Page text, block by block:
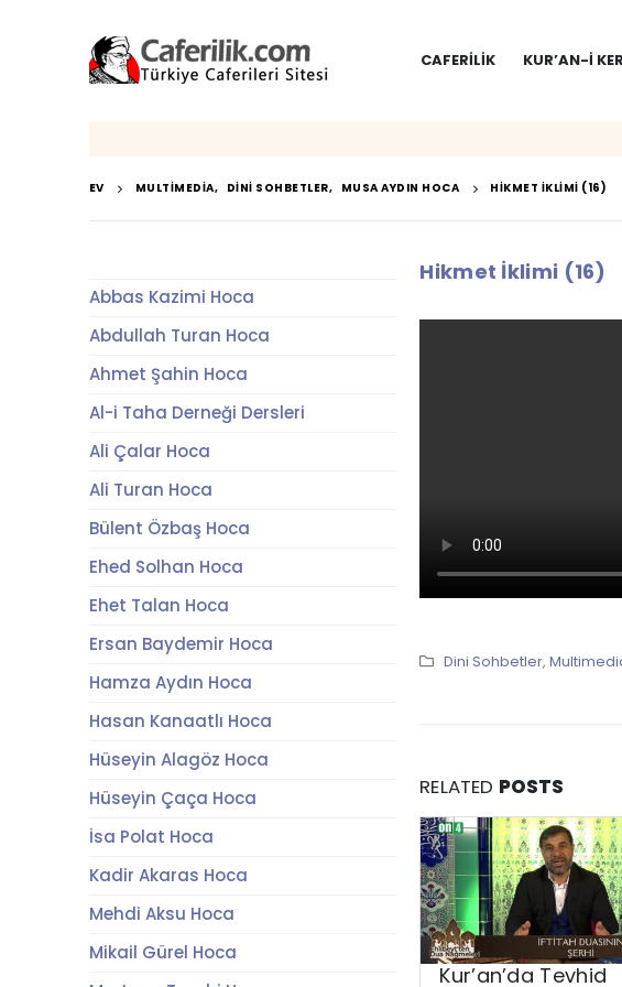
CAFERILIK KUR’AN-I
EV MULTIMEDIA, DINI SOHBETLER, MUSA AYDIN HOCA HIKMET İKLIMI (16)
Hikmet İklimi (16)
Dini Sohbetler,
RELATED POSTS
Kur’an’da Tevhid
Abbas Kazimi Hoca
Abdullah Turan Hoca
Ahmet Şahin Hoca
Al-i Taha Derneği Dersleri
Ali Çalar Hoca
Ali Turan Hoca
Bülent Özbaş Hoca
Ehed Solhan Hoca
Ehet Talan Hoca
Ersan Baydemir Hoca
Hamza Aydın Hoca
Hasan Kanaatlı Hoca
Hüseyin Alagöz Hoca
Hüseyin Çaça Hoca
İsa Polat Hoca
Kadir Akaras Hoca
Mehdi Aksu Hoca
Mikail Gürel Hoca